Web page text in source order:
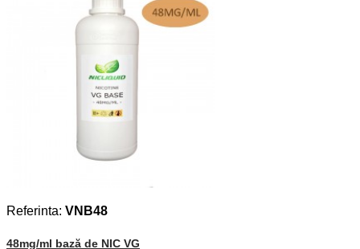
Referinta: VNB48
48mg/ml bază de NIC VG